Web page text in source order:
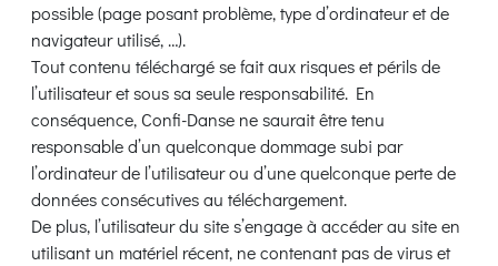
possible (page posant problème, type d’ordinateur et de
navigateur utilisé, …).
Tout contenu téléchargé se fait aux risques et périls de
l’utilisateur et sous sa seule responsabilité. En
conséquence, Confi-Danse ne saurait être tenu
responsable d’un quelconque dommage subi par
l’ordinateur de l’utilisateur ou d’une quelconque perte de
données consécutives au téléchargement.
De plus, l’utilisateur du site s’engage à accéder au site en
utilisant un matériel récent, ne contenant pas de virus et